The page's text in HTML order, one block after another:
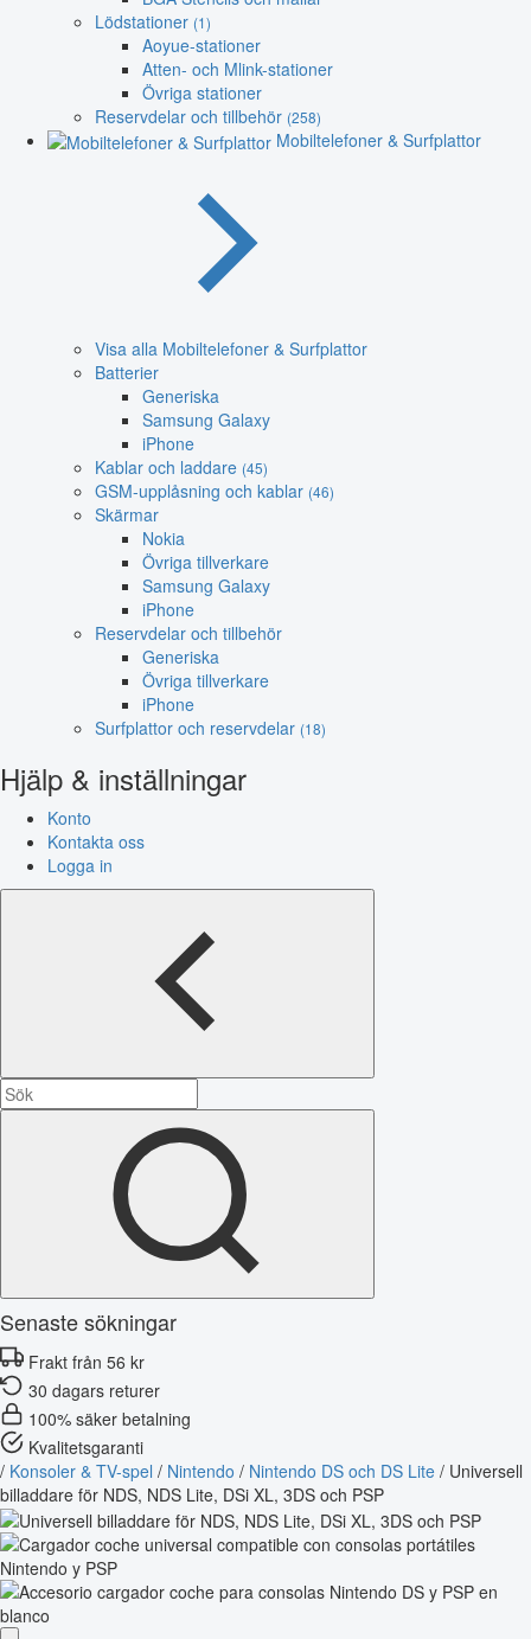
Lödstationer (1)
Aoyue-stationer
Atten- och Mlink-stationer
Övriga stationer
Reservdelar och tillbehör (258)
Mobiltelefoner & Surfplattor
Visa alla Mobiltelefoner & Surfplattor
Batterier
Generiska
Samsung Galaxy
iPhone
Kablar och laddare (45)
GSM-upplåsning och kablar (46)
Skärmar
Nokia
Övriga tillverkare
Samsung Galaxy
iPhone
Reservdelar och tillbehör
Generiska
Övriga tillverkare
iPhone
Surfplattor och reservdelar (18)
Hjälp & inställningar
Konto
Kontakta oss
Logga in
Senaste sökningar
Frakt från 56 kr
30 dagars returer
100% säker betalning
Kvalitetsgaranti
/ Konsoler & TV-spel / Nintendo / Nintendo DS och DS Lite / Universell
billaddare för NDS, NDS Lite, DSi XL, 3DS och PSP